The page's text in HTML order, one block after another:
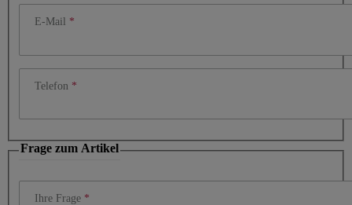
E-Mail
Telefon
Frage zum Artikel
Ihre Frage